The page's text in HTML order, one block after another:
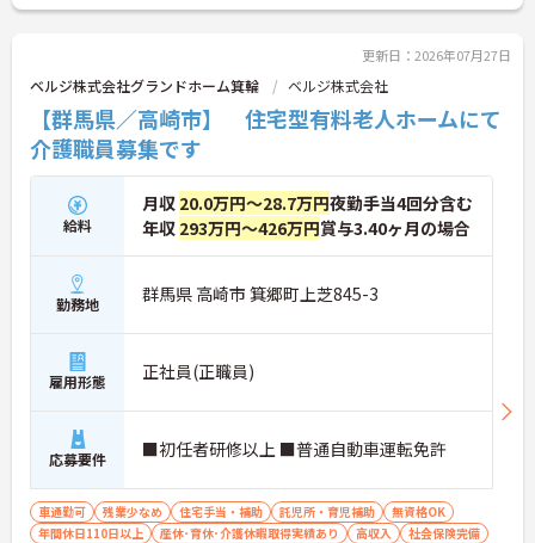
更新日：2026年07月27日
ベルジ株式会社グランドホーム箕輪 ベルジ株式会社
【群馬県／高崎市】 住宅型有料老人ホームにて
介護職員募集です
給料
月収 20.0万円～28.7万円夜勤手当4回分含む
年収 293万円～426万円賞与3.40ヶ月の場合
勤務地 群馬県 高崎市 箕郷町上芝845-3
雇用形態 正社員(正職員)
応募要件 ■初任者研修以上 ■普通自動車運転免許
車通勤可 残業少なめ 住宅手当・補助 託児所・育児補助
無資格OK
年間休日110日以上
産休･育休･介護休暇取得実績あり 高収入
社会保険完備